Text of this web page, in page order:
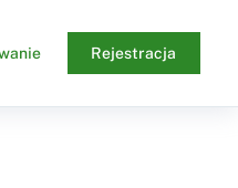
Rejestracja